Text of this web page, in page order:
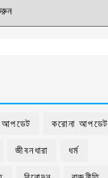
করোনা আপডেট
জীবনধারা ধর্ম